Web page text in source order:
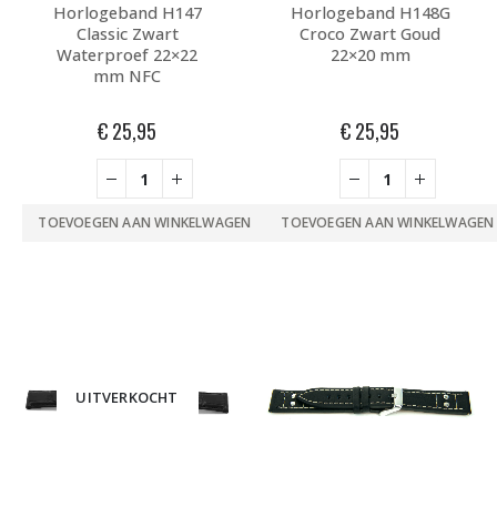
Horlogeband H147
Classic Zwart
Waterproef 22×22
mm NFC
€25,95
TOEVOEGEN AAN WINKELWAGEN
Horlogeband H148G
Croco Zwart Goud
22×20 mm
€25,95
TOEVOEGEN AAN WINKELWAGEN
UITVERKOCHT